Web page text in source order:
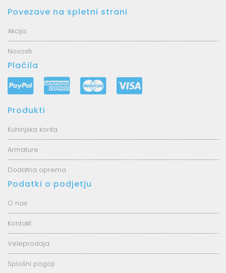
Povezave na spletni strani
Akcija
Novosti
Plačila
Produkti
Kuhinjska korita
Armature
Dodatna oprema
Podatki o podjetju
O nas
Kontakt
Veleprodaja
Splošni pogoji